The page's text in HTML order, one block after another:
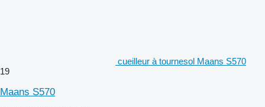
cueilleur à tournesol Maans S570
19
Maans S570